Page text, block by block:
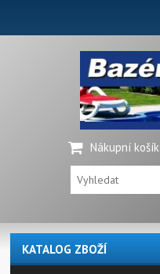
Nákupní košík
KATALOG ZBOŽÍ